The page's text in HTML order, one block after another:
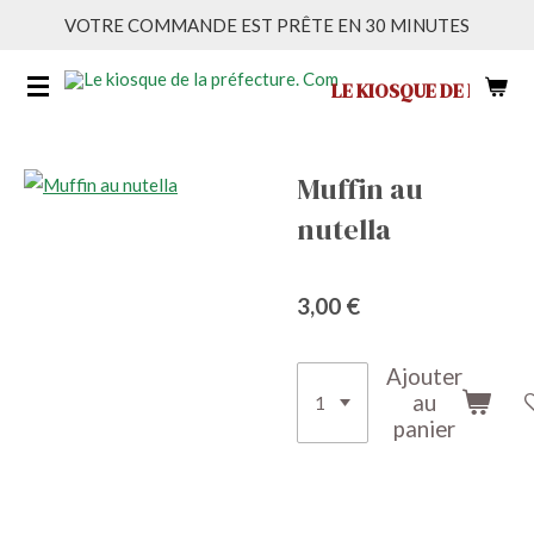
Passer
contenu
LE KIOSQUE DE LA
VOTRE COMMANDE EST PRÊTE EN 30 MINUTES
Muffin au
nutella
3,00 €
Ajouter
au
panier